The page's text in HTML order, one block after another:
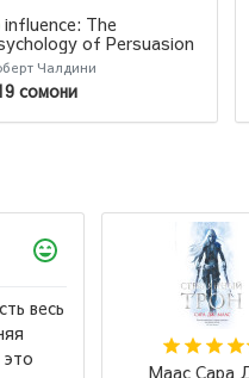
influence: The
of Persuasion
влияния
Чалдини
сомони
читать
а после ,,Клинок
бурю эмоций, так